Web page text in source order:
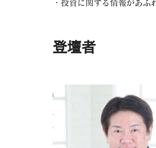
・投資に関する情報があ
登壇者